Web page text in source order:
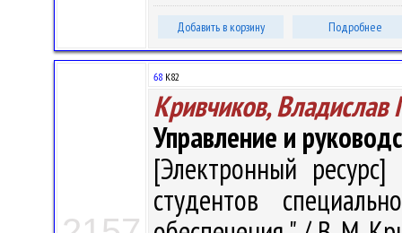
Добавить в корзину Подробнее
68 К82
Кривчиков, Владислав
Управление и
[Электронный
студентов